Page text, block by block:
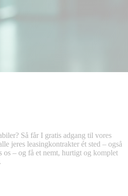
Så får I gratis adgang til vores
jeres leasingkontrakter ét sted – også
os – og få et nemt, hurtigt og komplet